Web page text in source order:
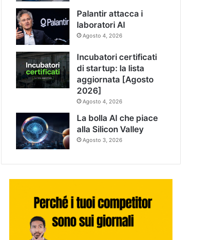
Palantir attacca i
laboratori AI
Agosto 4, 2026
Incubatori certificati
di startup: la lista
aggiornata [Agosto
2026]
Agosto 4, 2026
La bolla AI che piace
alla Silicon Valley
Agosto 3, 2026